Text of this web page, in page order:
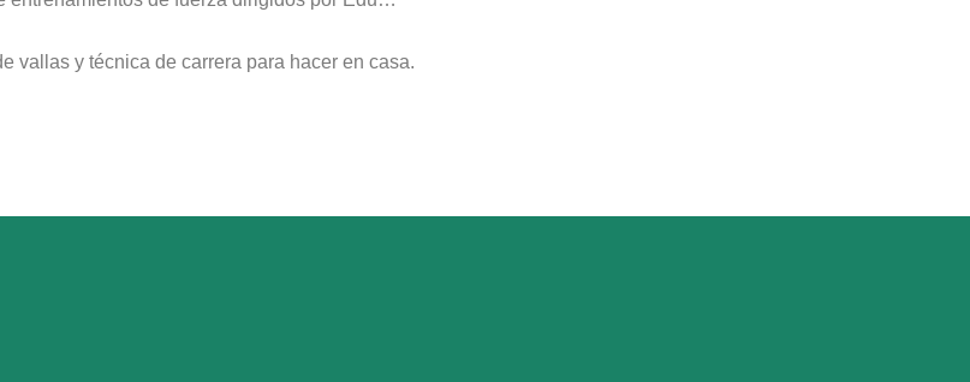
vallas y técnica de carrera para hacer en casa.